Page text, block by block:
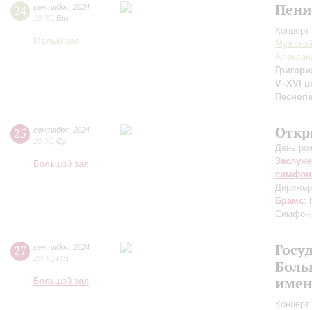
24 сентября 2024
19:00 Вт
Малый зал
V–XVI
25 сентября 2024
20:00 Ср
Большой зал
День
Брамс:
27 сентября 2024
20:00 Пт
Большой зал